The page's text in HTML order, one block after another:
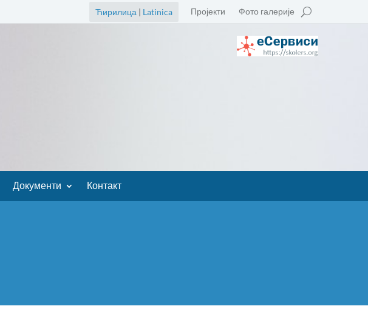
Пројекти Фото галерије
Ћирилица | Latinica
Документи Контакт